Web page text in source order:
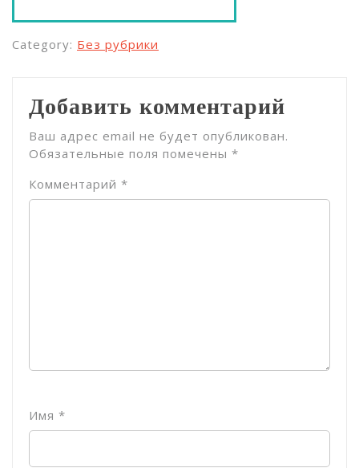
Category: Без рубрики
Добавить комментарий
Ваш адрес email не будет опубликован.
Обязательные поля помечены *
Комментарий *
Имя *